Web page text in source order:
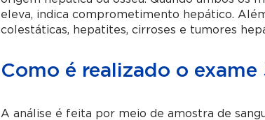
eleva, indica comprometimento hepático.
colestáticas, hepatites, cirroses e tumores
Como é realizado o
A análise é feita por meio de amostra de